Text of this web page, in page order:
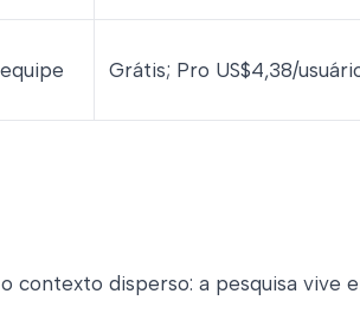
Grátis; Pro US$4,38/
disperso: a pesquisa vive